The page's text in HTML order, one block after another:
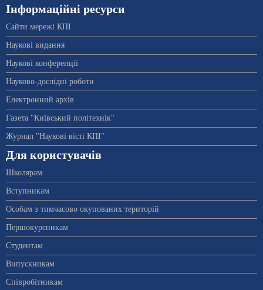
Інформаційні ресурси
Сайти мережі КПІ
Наукові видання
Наукові конференції
Науково-дослідні роботи
Електронний архів
Газета "Київський політехнік"
Журнал "Наукові вісті КПІ"
Для користувачів
Школярам
Вступникам
Особам з тимчасово окупованих територій
Першокурсникам
Студентам
Випускникам
Співробітникам